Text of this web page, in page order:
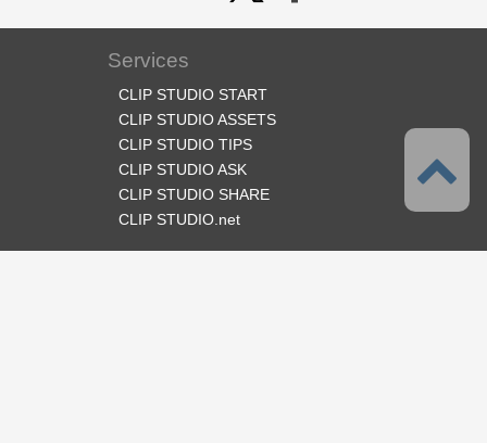
Services
CLIP STUDIO START
CLIP STUDIO ASSETS
CLIP STUDIO TIPS
CLIP STUDIO ASK
CLIP STUDIO SHARE
CLIP STUDIO.net